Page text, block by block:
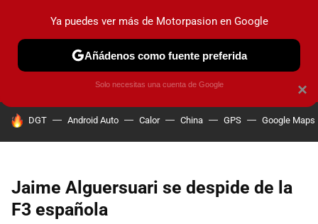
PRUEBAS COCHES ELÉCTRICOS OBSERVATORIO
HOY SE HABLA DE
DGT Android Auto Calor China GPS Google Maps
Jaime Alguersuari se despide de la
F3 española
×
Ya puedes ver más de Motorpasion en Google
Añádenos como fuente preferida
Solo necesitas una cuenta de Google